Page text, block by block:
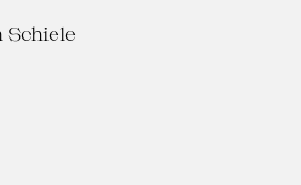
Schiele